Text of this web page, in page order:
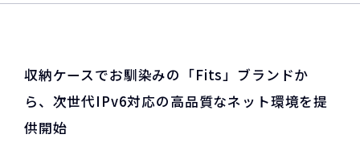
収納ケースでお馴染みの「Fits」ブランドか
ら、次世代IPv6対応の高品質なネット環境を提
供開始